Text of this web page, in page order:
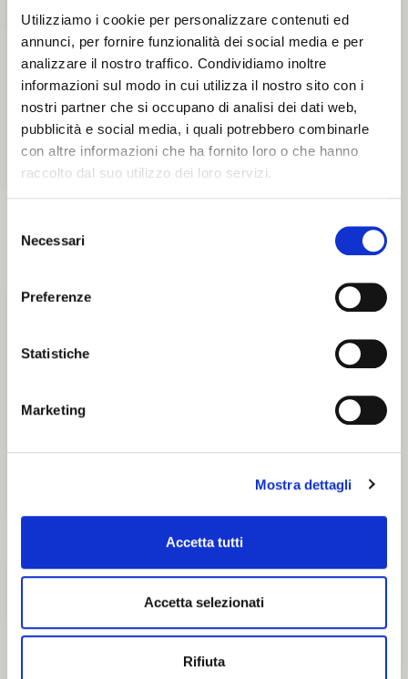
Utilizziamo i cookie per personalizzare contenuti ed
annunci, per fornire funzionalità dei social media e per
analizzare il nostro traffico. Condividiamo inoltre
informazioni sul modo in cui utilizza il nostro sito con i
nostri partner che si occupano di analisi dei dati web,
pubblicità e social media, i quali potrebbero combinarle
con altre informazioni che ha fornito loro o che hanno
raccolto dal suo utilizzo dei loro servizi.
delNecessari
Preferenze
Statistiche
Marketing
Mostra dettagli
Accetta tutti
Accetta selezionati
Rifiuta